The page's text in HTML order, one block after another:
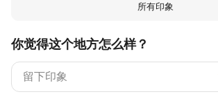
所有印象
你觉得这个地方怎么样？